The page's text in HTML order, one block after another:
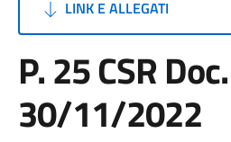
LINK E ALLEGATI
P. 25 CSR
30/11/2022